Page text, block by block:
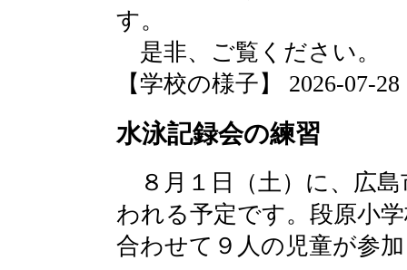
す。
是非、ご覧ください。
【学校の様子】 2026-07-
水泳記録会の練習
８月１日（土）に、広島
われる予定です。段原小
合わせて９人の児童が参